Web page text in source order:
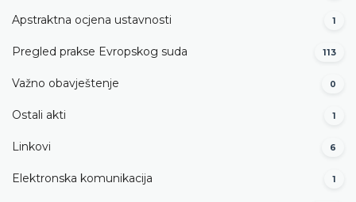
Apstraktna ocjena ustavnosti 1
Pregled prakse Evropskog suda 113
Važno obavještenje 0
Ostali akti 1
Linkovi 6
Elektronska komunikacija 1